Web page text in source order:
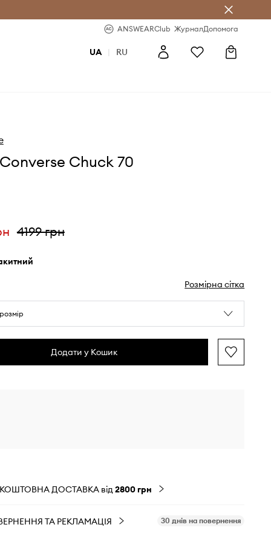
ANSWEARClub ЖурналДопомога
UA | RU
Chuck 70
4199 грн
Розмірна сітка
Додати у Кошик
ДОСТАВКА від2800 грн
ТА РЕКЛАМАЦІЯ 30 днів на повернення